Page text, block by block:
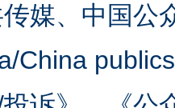
媒、中国公
China